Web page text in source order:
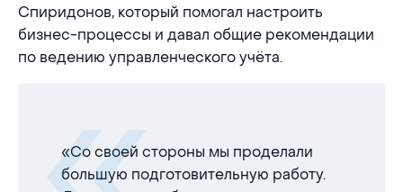
Спиридонов, который помогал настроить
бизнес-процессы и давал общие рекомендации
по ведению управленческого учёта.
«Со своей стороны мы проделали
большую подготовительную работу.